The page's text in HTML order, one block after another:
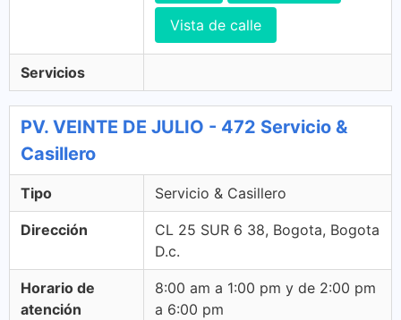
Vista de calle
Servicios
PV. VEINTE DE JULIO - 472 Servicio &
Casillero
Tipo Servicio & Casillero
Dirección
CL 25 SUR 6 38, Bogota, Bogota
D.c.
Horario de
atención
8:00 am a 1:00 pm y de 2:00 pm
a 6:00 pm